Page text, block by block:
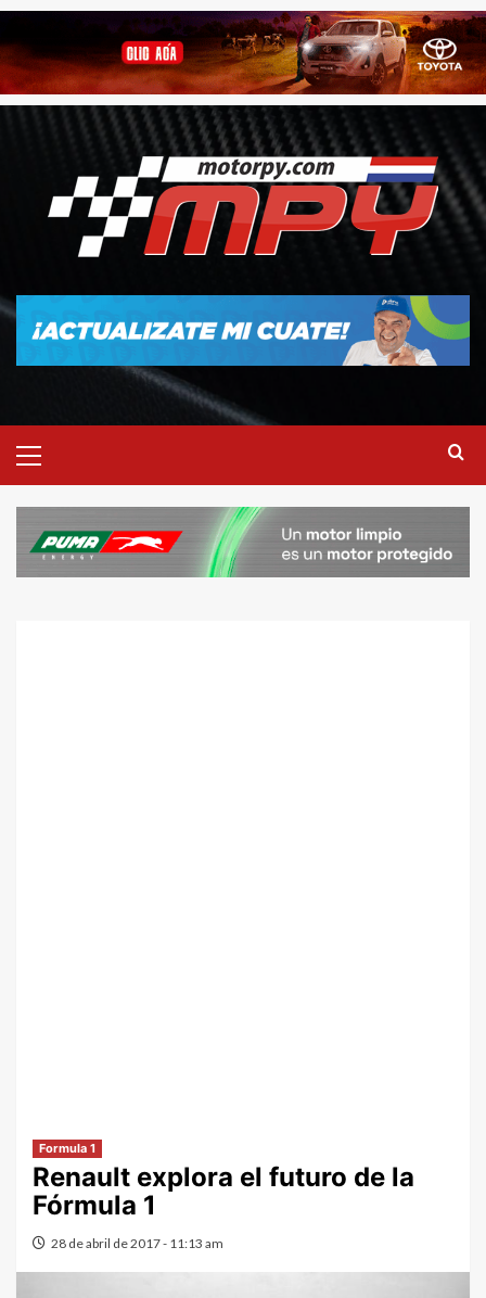
Formula 1
Renault explora el futuro de la
Fórmula 1
28 de abril de 2017 - 11:13 am